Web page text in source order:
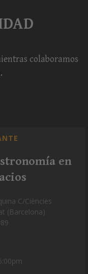
colaboramos
en
C/Ciències
(Barcelona)